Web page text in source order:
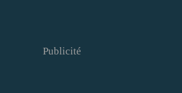
Publicité